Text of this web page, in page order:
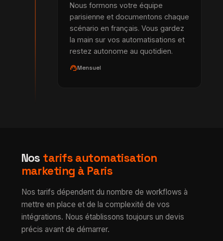
Nous formons votre équipe
parisienne et documentons chaque
scénario en français. Vous gardez
la main sur vos automatisations et
restez autonome au quotidien.
support_agentMensuel
Nos tarifs automatisation
marketing à Paris
Nos tarifs dépendent du nombre de workflows à
mettre en place et de la complexité de vos
intégrations. Nous établissons toujours un devis
précis avant de démarrer.